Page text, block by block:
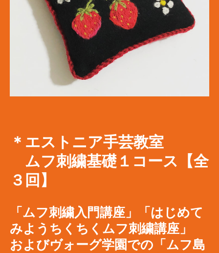
＊エストニア手芸教室
​ ムフ刺繍基礎１コース【全
３回】
「ムフ刺繍入門講座」「はじめて
みようちくちくムフ刺繍講座」
およびヴォーグ学園での「ムフ島